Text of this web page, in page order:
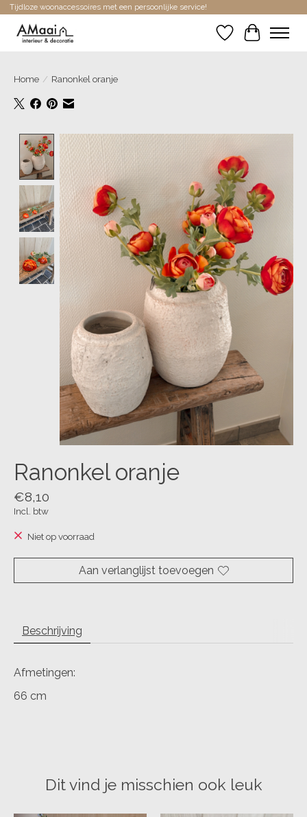
Tijdloze woonaccessoires met een persoonlijke service!
Verlanglijst
Home / Ranonkel oranje
Product image slideshow Items
Ranonkel oranje
€8,10
Incl. btw
Niet op voorraad
Aan verlanglijst toevoegen
Beschrijving
Afmetingen:
66 cm
Dit vind je misschien ook leuk